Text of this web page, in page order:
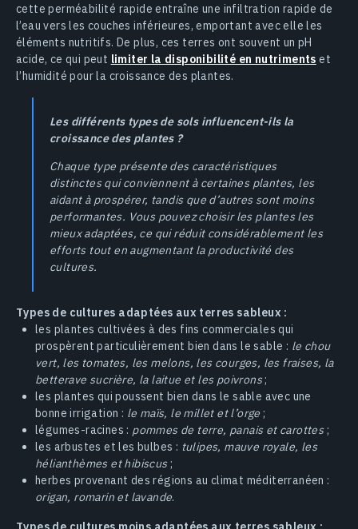
cette perméabilité rapide entraîne une infiltration rapide de
l’eau vers les couches inférieures, emportant avec elle les
éléments nutritifs. De plus, ces terres ont souvent un pH
acide, ce qui peut limiter la disponibilité en nutriments et
l’humidité pour la croissance des plantes.
Les différents types de sols influencent-ils la
croissance des plantes ?
Chaque type présente des caractéristiques
distinctes qui conviennent à certaines plantes, les
aidant à prospérer, tandis que d’autres sont moins
performantes. Vous pouvez choisir les plantes les
mieux adaptées, ce qui réduit considérablement les
efforts tout en augmentant la productivité des
cultures.
Types de cultures adaptées aux terres sableux :
les plantes cultivées à des fins commerciales qui
prospèrent particulièrement bien dans le sable : le chou
vert, les tomates, les melons, les courges, les fraises, la
betterave sucrière, la laitue et les poivrons;
les plantes qui poussent bien dans le sable avec une
bonne irrigation : le maïs, le millet et l’orge ;
légumes-racines : pommes de terre, panais et carottes;
les arbustes et les bulbes : tulipes, mauve royale, les
hélianthèmes et hibiscus;
herbes provenant des régions au climat méditerranéen :
origan, romarin et lavande.